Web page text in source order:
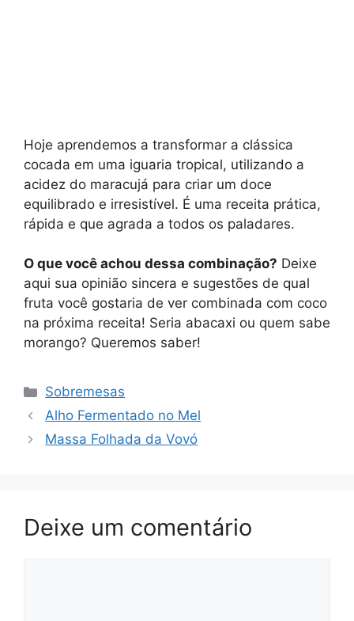
Hoje aprendemos a transformar a clássica
cocada em uma iguaria tropical, utilizando a
acidez do maracujá para criar um doce
equilibrado e irresistível. É uma receita prática,
rápida e que agrada a todos os paladares.
O que você achou dessa combinação? Deixe
aqui sua opinião sincera e sugestões de qual
fruta você gostaria de ver combinada com coco
na próxima receita! Seria abacaxi ou quem sabe
morango? Queremos saber!
Categorias
Sobremesas
Alho Fermentado no Mel
Massa Folhada da Vovó
Deixe um comentário